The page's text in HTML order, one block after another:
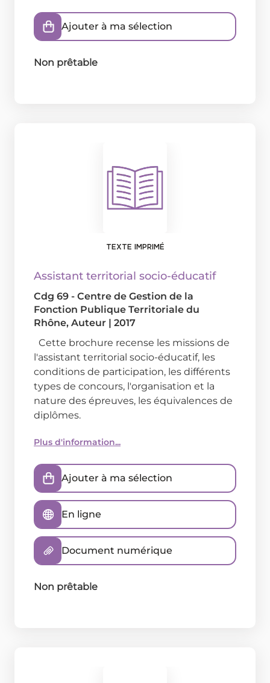
Ajouter à ma sélection
Non prêtable
TEXTE IMPRIMÉ
Assistant territorial socio-éducatif
Cdg 69 - Centre de Gestion de la
Fonction Publique Territoriale du
Rhône, Auteur | 2017
Cette brochure recense les missions de
l'assistant territorial socio-éducatif, les
conditions de participation, les différents
types de concours, l'organisation et la
nature des épreuves, les équivalences de
diplômes.
Plus d'information...
Ajouter à ma sélection
En ligne
Document numérique
Non prêtable